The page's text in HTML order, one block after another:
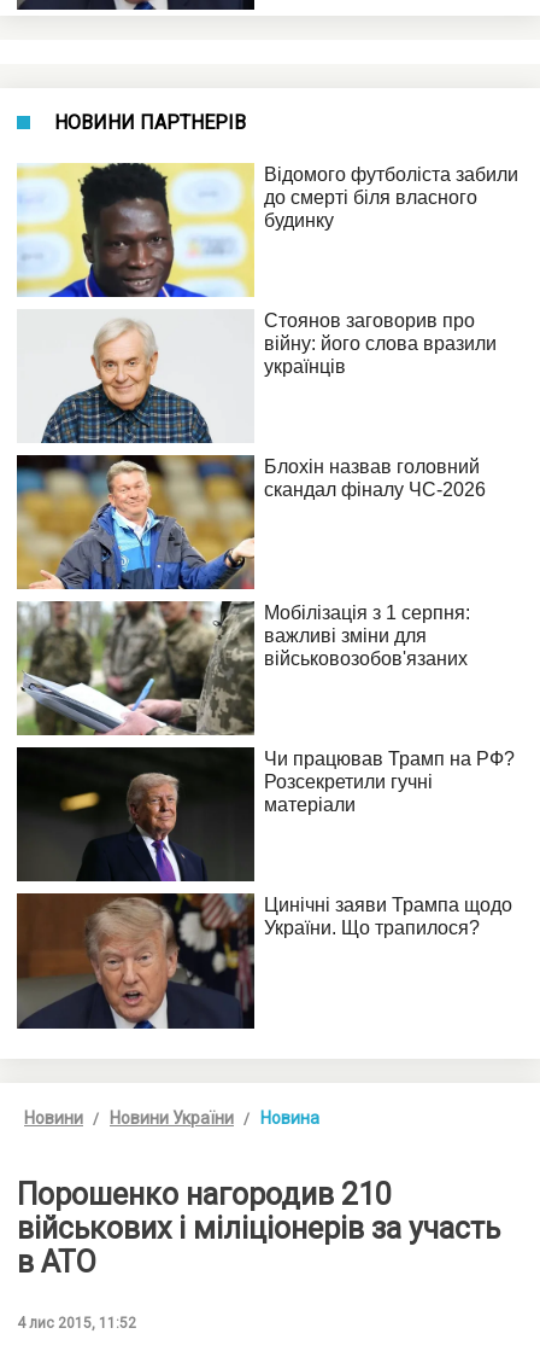
НОВИНИ ПАРТНЕРІВ
Новини Новини України Новина
Порошенко нагородив 210
військових і міліціонерів за участь
в АТО
4 лис 2015, 11:52